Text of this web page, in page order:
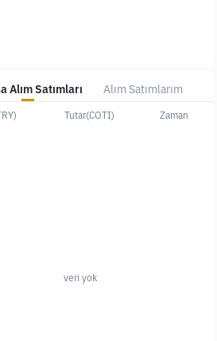
Alım Satımları Alım Satımlarım
Tutar(COTI) Zaman
veri yok